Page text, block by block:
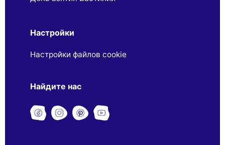
Настройки
Настройки файлов cookie
Найдите нас